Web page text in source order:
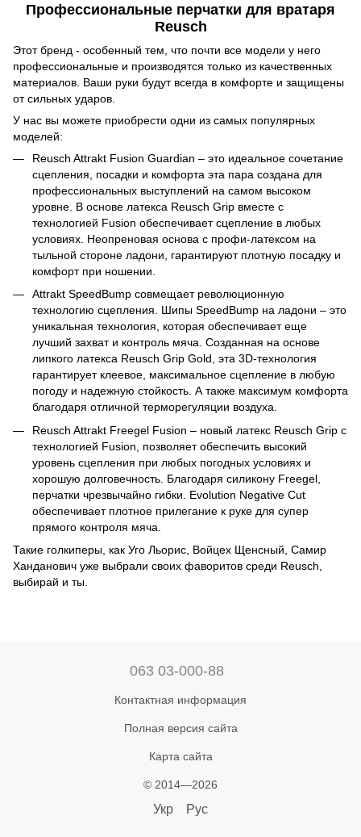
Профессиональные перчатки для вратаря
Reusch
Этот бренд - особенный тем, что почти все модели у него
профессиональные и производятся только из качественных
материалов. Ваши руки будут всегда в комфорте и защищены
от сильных ударов.
У нас вы можете приобрести одни из самых популярных
моделей:
Reusch Attrakt Fusion Guardian – это идеальное сочетание
сцепления, посадки и комфорта эта пара создана для
профессиональных выступлений на самом высоком
уровне. В основе латекса Reusch Grip вместе с
технологией Fusion обеспечивает сцепление в любых
условиях. Неопреновая основа с профи-латексом на
тыльной стороне ладони, гарантируют плотную посадку и
комфорт при ношении.
Attrakt SpeedBump совмещает революционную
технологию сцепления. Шипы SpeedBump на ладони – это
уникальная технология, которая обеспечивает еще
лучший захват и контроль мяча. Созданная на основе
липкого латекса Reusch Grip Gold, эта 3D-технология
гарантирует клеевое, максимальное сцепление в любую
погоду и надежную стойкость. А также максимум комфорта
благодаря отличной терморегуляции воздуха.
Reusch Attrakt Freegel Fusion – новый латекс Reusch Grip с
технологией Fusion, позволяет обеспечить высокий
уровень сцепления при любых погодных условиях и
хорошую долговечность. Благодаря силикону Freegel,
перчатки чрезвычайно гибки. Evolution Negative Cut
обеспечивает плотное прилегание к руке для супер
прямого контроля мяча.
Такие голкиперы, как Уго Льорис, Войцех Щенсный, Самир
Ханданович уже выбрали своих фаворитов среди Reusch,
выбирай и ты.
063 03-000-88
Контактная информация
Полная версия сайта
Карта сайта
© 2014—2026
Укр Рус